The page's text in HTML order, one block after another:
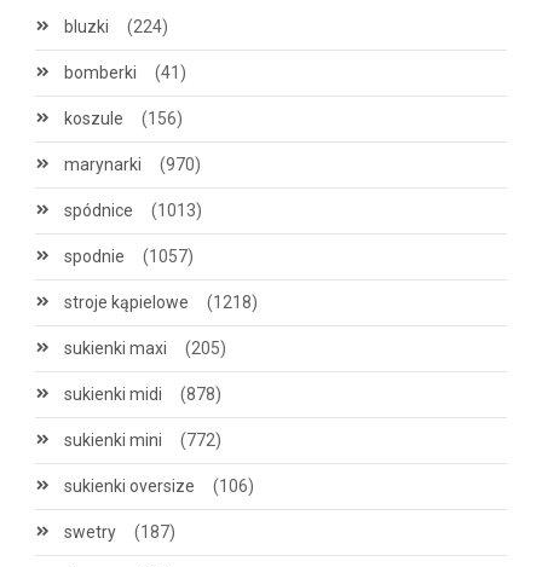
bluzki (224)
bomberki (41)
koszule (156)
marynarki (970)
spódnice (1013)
spodnie (1057)
stroje kąpielowe (1218)
sukienki maxi (205)
sukienki midi (878)
sukienki mini (772)
sukienki oversize (106)
swetry (187)